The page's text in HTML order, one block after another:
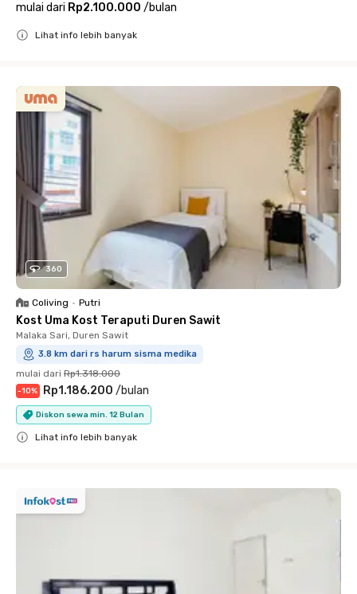
mulai dari Rp2.100.000 /bulan
Lihat info lebih banyak
360
Coliving • Putri
Kost Uma Kost Teraputi Duren Sawit
Malaka Sari, Duren Sawit
3.8 km dari rs harum sisma medika
mulai dari Rp1.318.000
-10% Rp1.186.200 /bulan
Diskon sewa min. 12 Bulan
Lihat info lebih banyak